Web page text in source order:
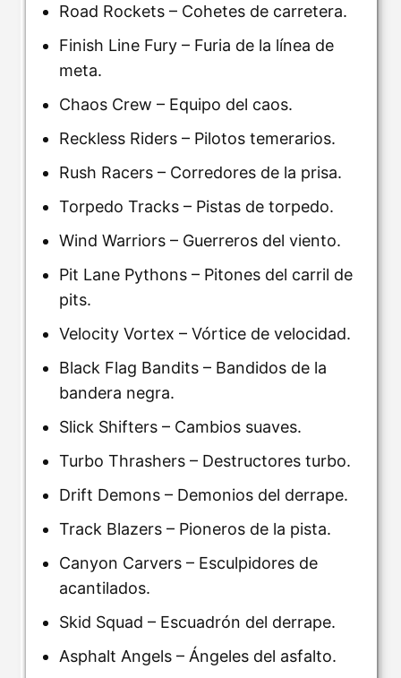
Road Rockets – Cohetes de carretera.
Finish Line Fury – Furia de la línea de
meta.
Chaos Crew – Equipo del caos.
Reckless Riders – Pilotos temerarios.
Rush Racers – Corredores de la prisa.
Torpedo Tracks – Pistas de torpedo.
Wind Warriors – Guerreros del viento.
Pit Lane Pythons – Pitones del carril de
pits.
Velocity Vortex – Vórtice de velocidad.
Black Flag Bandits – Bandidos de la
bandera negra.
Slick Shifters – Cambios suaves.
Turbo Thrashers – Destructores turbo.
Drift Demons – Demonios del derrape.
Track Blazers – Pioneros de la pista.
Canyon Carvers – Esculpidores de
acantilados.
Skid Squad – Escuadrón del derrape.
Asphalt Angels – Ángeles del asfalto.